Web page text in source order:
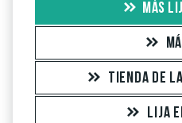
MÁS
TIENDA DE
LIJA